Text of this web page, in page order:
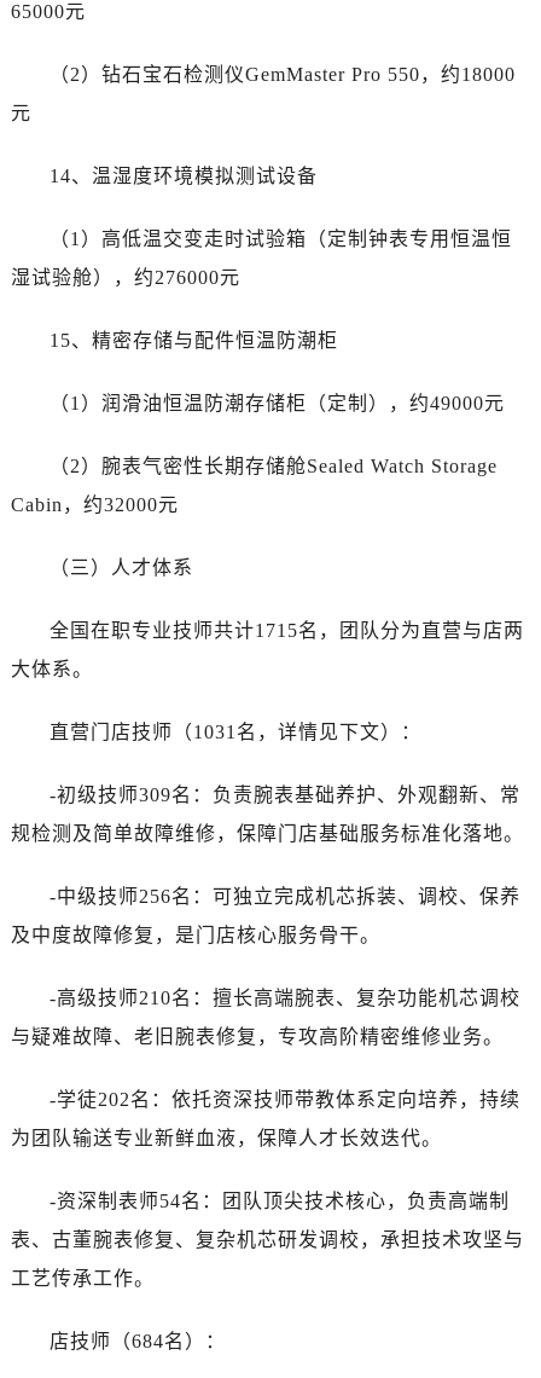
65000元
（2）钻石宝石检测仪GemMaster Pro 550，约18000
元
14、温湿度环境模拟测试设备
（1）高低温交变走时试验箱（定制钟表专用恒温恒
湿试验舱），约276000元
15、精密存储与配件恒温防潮柜
（1）润滑油恒温防潮存储柜（定制），约49000元
（2）腕表气密性长期存储舱Sealed Watch Storage
Cabin，约32000元
（三）人才体系
全国在职专业技师共计1715名，团队分为直营与店两
大体系。
直营门店技师（1031名，详情见下文）：
-初级技师309名：负责腕表基础养护、外观翻新、常
规检测及简单故障维修，保障门店基础服务标准化落地。
-中级技师256名：可独立完成机芯拆装、调校、保养
及中度故障修复，是门店核心服务骨干。
-高级技师210名：擅长高端腕表、复杂功能机芯调校
与疑难故障、老旧腕表修复，专攻高阶精密维修业务。
-学徒202名：依托资深技师带教体系定向培养，持续
为团队输送专业新鲜血液，保障人才长效迭代。
-资深制表师54名：团队顶尖技术核心，负责高端制
表、古董腕表修复、复杂机芯研发调校，承担技术攻坚与
工艺传承工作。
店技师（684名）：